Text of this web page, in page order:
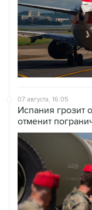
07 августа, 16:05
Испания грозит
отменит